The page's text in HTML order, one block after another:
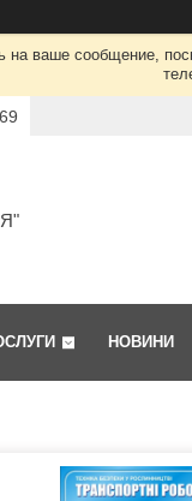
на ваше сообщение,
НОВИНИ